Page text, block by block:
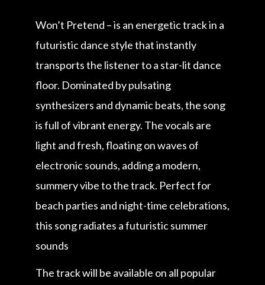
Won’t Pretend – is an energetic track in a
futuristic dance style that instantly
transports the listener to a star-lit dance
floor. Dominated by pulsating
synthesizers and dynamic beats, the song
is full of vibrant energy. The vocals are
light and fresh, floating on waves of
electronic sounds, adding a modern,
summery vibe to the track. Perfect for
beach parties and night-time celebrations,
this song radiates a futuristic summer
sounds
The track will be available on all popular